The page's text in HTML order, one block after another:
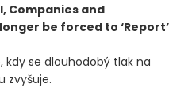
Companies and
be forced to ‘Report’
kdy se dlouhodobý tlak na
zvyšuje.